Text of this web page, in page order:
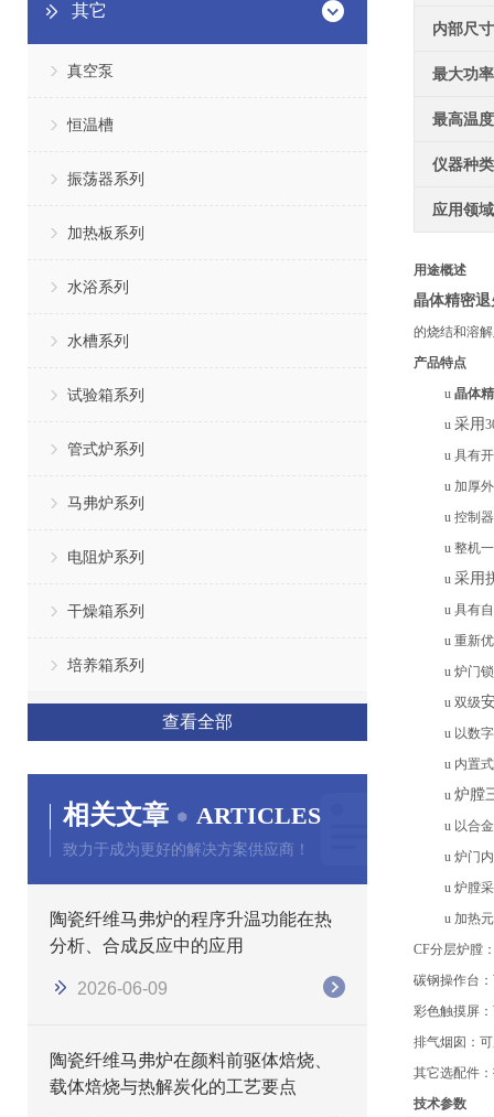
其它
真空泵
恒温槽
振荡器系列
加热板系列
水浴系列
水槽系列
试验箱系列
管式炉系列
马弗炉系列
电阻炉系列
干燥箱系列
培养箱系列
查看全部
相关文章 ARTICLES
致力于成为更好的解决方案供应商！
陶瓷纤维马弗炉的程序升温功能在热
分析、合成反应中的应用
2026-06-09
陶瓷纤维马弗炉在颜料前驱体焙烧、
载体焙烧与热解炭化的工艺要点
内部尺寸
最大功率
最高温度
仪器种类
应用领域
用途概述
晶体精密
的烧结和溶
产品特点
u 晶体
u 采用
u 具有
u 加厚
u 控制
u 整机
u 采用
u 具有
u 重新
u 炉门
u 双级
u 以数
u 内置
u 炉膛
u 以合
u 炉门
u 炉膛
u 加热
CF分层炉膛
碳钢操作台 ：
彩色触摸屏 ：
排气烟囱 ：
其它选配件：
技术参数